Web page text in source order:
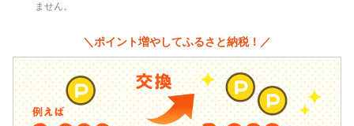
ません。
＼ポイント増やしてふるさと納税！／